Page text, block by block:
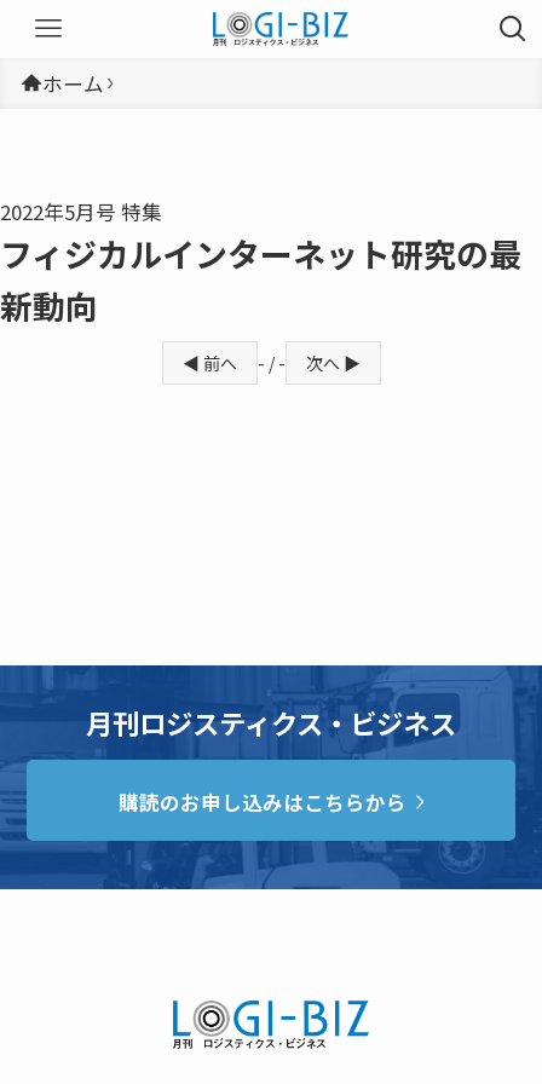
ホーム
2022年5月号 特集
フィジカルインターネット研究の最
新動向
◀ 前へ - / - 次へ ▶
月刊ロジスティクス・ビジネス
購読のお申し込みはこちらから